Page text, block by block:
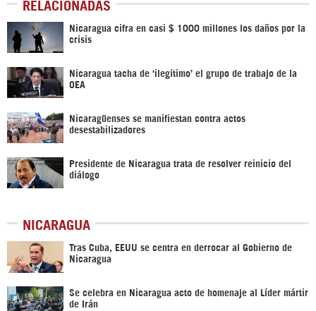
RELACIONADAS
Nicaragua cifra en casi $ 1000 millones los daños por la
crisis
Nicaragua tacha de ‘ilegítimo’ el grupo de trabajo de la
OEA
Nicaragüenses se manifiestan contra actos
desestabilizadores
Presidente de Nicaragua trata de resolver reinicio del
diálogo
NICARAGUA
Tras Cuba, EEUU se centra en derrocar al Gobierno de
Nicaragua
Se celebra en Nicaragua acto de homenaje al Líder mártir
de Irán